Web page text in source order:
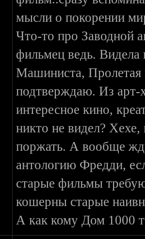
мысли о покорении
Что-то про Заводной
фильмец ведь.
Машиниста,
подтверждаю. Из
интересное кино,
никто не видел? Хехе,
поржать. А вообще
антологию Фредди,
старые фильмы
кошерны старые
А как кому Дом 1000